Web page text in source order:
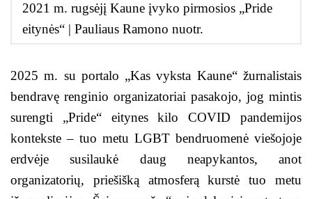
2021 m. rugsėjį Kaune įvyko pirmosios „Pride
eitynės“ | Pauliaus Ramono nuotr.
2025 m. su portalo „Kas vyksta Kaune“ žurnalistais
bendravę renginio organizatoriai pasakojo, jog mintis
surengti „Pride“ eitynes kilo COVID pandemijos
kontekste – tuo metu LGBT bendruomenė viešojoje
erdvėje susilaukė daug neapykantos, anot
organizatorių, priešišką atmosferą kurstė tuo metu